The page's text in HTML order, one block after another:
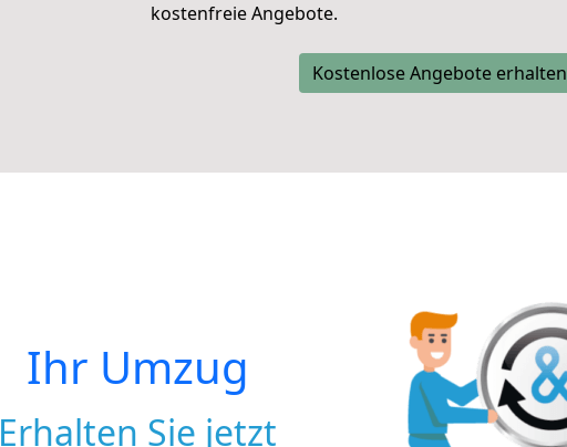
kostenfreie Angebote.
Kostenlose Angebote erhalten
Ihr Umzug
Erhalten Sie jetzt